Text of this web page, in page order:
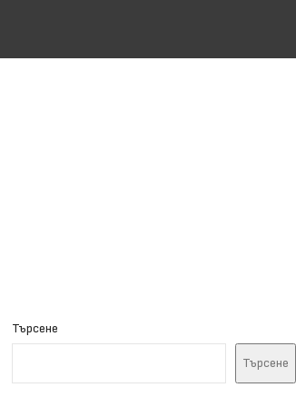
Търсене
Търсене